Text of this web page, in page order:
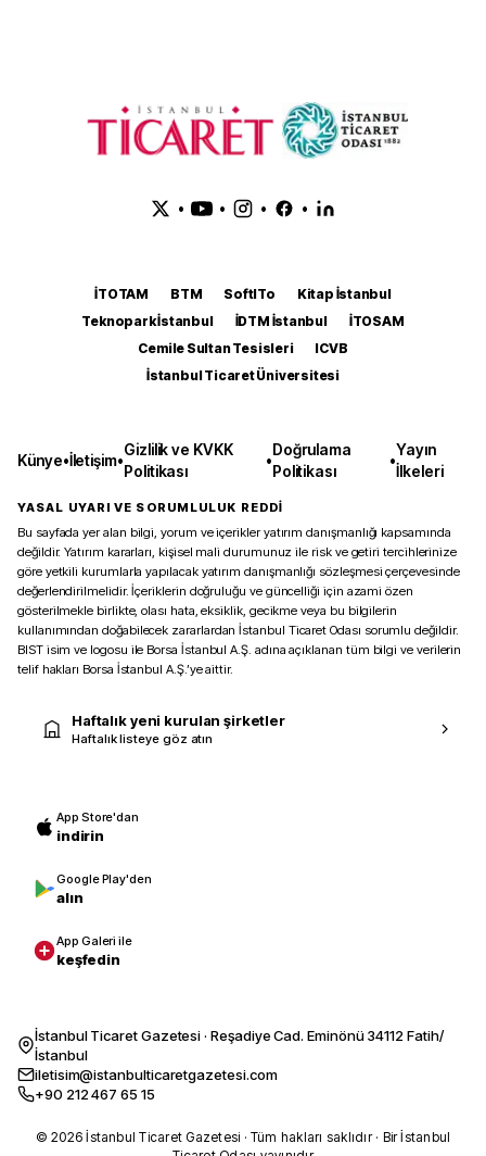
• • • •
İTOTAM BTM SoftITo
Kitap İstanbul
Teknopark İstanbul
İDTM İstanbul
İTOSAM
Cemile Sultan Tesisleri
ICVB
İstanbul Ticaret Üniversitesi
Künye•İletişim•
Gizlilik ve KVKK
Politikası
•
Doğrulama
Politikası
•
Yayın
İlkeleri
YASAL UYARI VE SORUMLULUK REDDİ
Bu sayfada yer alan bilgi, yorum ve içerikler yatırım danışmanlığı kapsamında
değildir. Yatırım kararları, kişisel mali durumunuz ile risk ve getiri tercihlerinize
göre yetkili kurumlarla yapılacak yatırım danışmanlığı sözleşmesi çerçevesinde
değerlendirilmelidir. İçeriklerin doğruluğu ve güncelliği için azami özen
gösterilmekle birlikte, olası hata, eksiklik, gecikme veya bu bilgilerin
kullanımından doğabilecek zararlardan İstanbul Ticaret Odası sorumlu değildir.
BIST isim ve logosu ile Borsa İstanbul A.Ş. adına açıklanan tüm bilgi ve verilerin
telif hakları Borsa İstanbul A.Ş.’ye aittir.
Haftalık yeni kurulan şirketler
Haftalık listeye göz atın
App Store'dan
indirin
Google Play'den
alın
App Galeri ile
keşfedin
İstanbul Ticaret Gazetesi · Reşadiye Cad. Eminönü 34112 Fatih/
İstanbul
iletisim@istanbulticaretgazetesi.com
+90 212 467 65 15
© 2026 İstanbul Ticaret Gazetesi · Tüm hakları saklıdır · Bir İstanbul